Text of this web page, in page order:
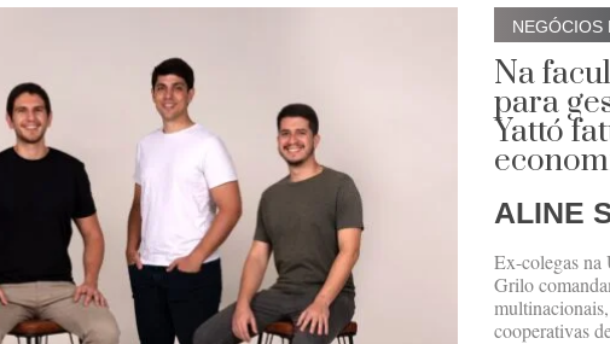
NEGÓCIOS
Na
para
Yattó
ALINE
Ex-colegas
Grilo
cooperativas